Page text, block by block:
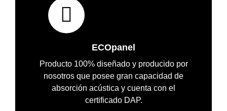
ECOpanel
Producto 100% diseñado y producido por
nosotros que posee gran capacidad de
absorción acústica y cuenta con el
certificado DAP.